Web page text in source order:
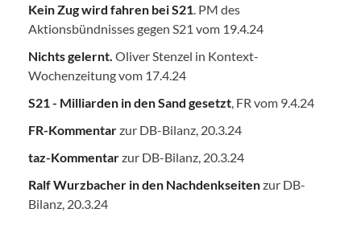
Kein Zug wird fahren bei S21 . PM des
Aktionsbündnisses gegen S21 vom 19.4.24
Nichts gelernt. Oliver Stenzel in Kontext-
Wochenzeitung vom 17.4.24
S21 - Milliarden in den Sand gesetzt , FR vom 9.4.24
FR-Kommentarzur DB-Bilanz, 20.3.24
taz-Kommentarzur DB-Bilanz, 20.3.24
Ralf Wurzbacher in den Nachdenkseitenzur DB-
Bilanz, 20.3.24